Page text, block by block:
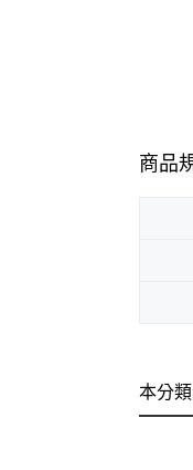
商品
本分